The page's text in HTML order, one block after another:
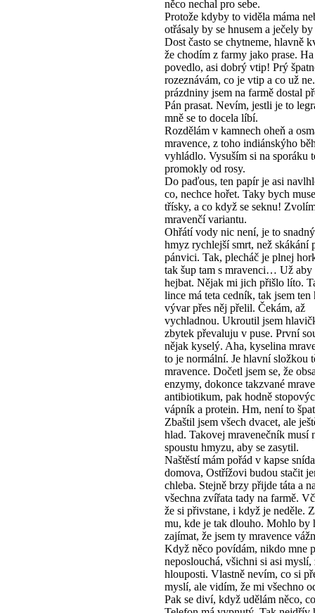
něco nechal pro sebe.
Protože kdyby to viděla máma
otřásaly by se hnusem a ječely
Dost často se chytneme, hlavně
že chodím z farmy jako prase.
povedlo, asi dobrý vtip! Prý
rozeznávám, co je vtip a co už
prázdniny jsem na farmě dostal
Pán prasat. Nevím, jestli je to
mně se to docela líbí.
Rozdělám v kamnech oheň a
mravence, z toho indiánskýho
vyhládlo. Vysuším si na sporáku
promokly od rosy.
Do paďous, ten papír je asi
co, nechce hořet. Taky bych
třísky, a co když se seknu!
mravenčí variantu.
Ohřátí vody nic není, je to
hmyz rychlejší smrt, než skákání
pánvici. Tak, plecháč je plnej
tak šup tam s mravenci… Už aby
hejbat. Nějak mi jich přišlo líto.
lince má teta cedník, tak jsem ten
vývar přes něj přelil. Čekám, až
vychladnou. Ukroutil jsem
zbytek převaluju v puse. První
nějak kyselý. Aha, kyselina
to je normální. Je hlavní složkou
mravence. Dočetl jsem se, že
enzymy, dokonce takzvané
antibiotikum, pak hodně
vápník a protein. Hm, není to
Zbaštil jsem všech dvacet, ale
hlad. Takovej mravenečník musí
spoustu hmyzu, aby se zasytil.
Naštěstí mám pořád v kapse
domova, Ostřížovi budou stačit
chleba. Stejně brzy přijde táta a
všechna zvířata tady na farmě.
že si přivstane, i když je neděle.
mu, kde je tak dlouho. Mohlo by
zajímat, že jsem ty mravence
Když něco povídám, nikdo mne
neposlouchá, všichni si asi myslí,
hlouposti. Vlastně nevím, co si
myslí, ale vidím, že mi všechno
Pak se diví, když udělám něco,